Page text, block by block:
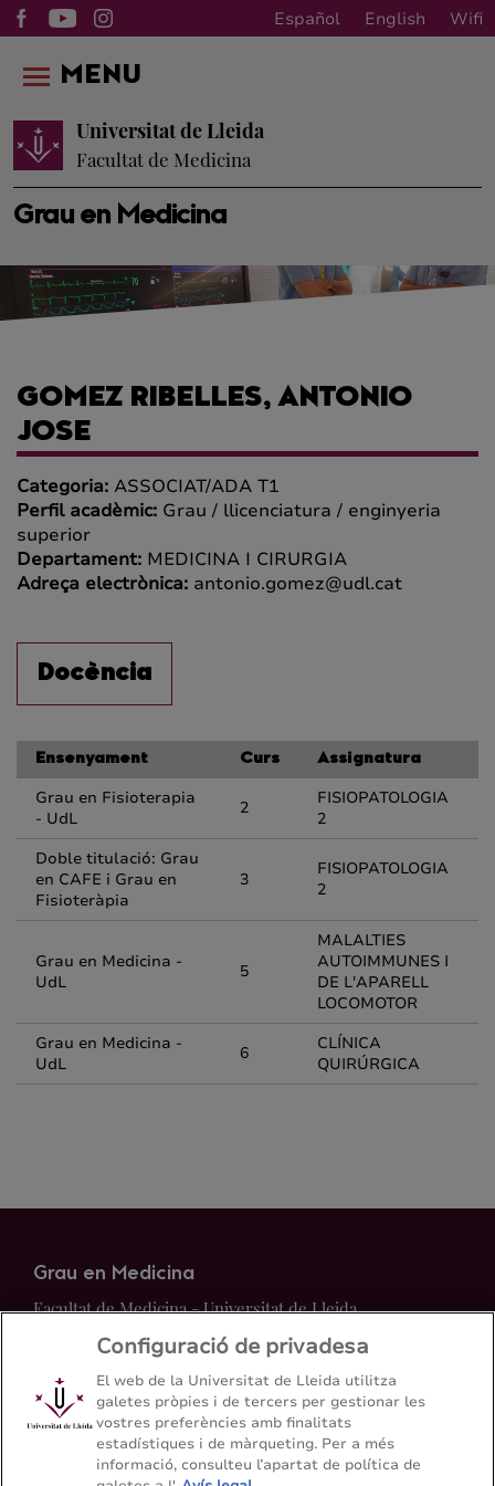
Español English Wifi
Grau en Medicina
Universitat de Lleida
Facultat de Medicina
MENU
GOMEZ RIBELLES, ANTONIO
JOSE
Categoria: ASSOCIAT/ADA T1
Perfil acadèmic: Grau / llicenciatura / enginyeria
superior
Departament: MEDICINA I CIRURGIA
Adreça electrònica: antonio.gomez@udl.cat
Docència
Ensenyament Curs Assignatura
Grau en Fisioterapia
- UdL
2
FISIOPATOLOGIA
2
Doble titulació: Grau
en CAFE i Grau en
Fisioteràpia
3
FISIOPATOLOGIA
2
Grau en Medicina -
UdL
5
MALALTIES
AUTOIMMUNES I
DE L'APARELL
LOCOMOTOR
Grau en Medicina -
UdL
6
CLÍNICA
QUIRÚRGICA
Grau en Medicina
Facultat de Medicina - Universitat de Lleida
Mapa del web Contacte
973 70 24 00
Configuració de privadesa
El web de la Universitat de Lleida utilitza
galetes pròpies i de tercers per gestionar les
vostres preferències amb finalitats
estadístiques i de màrqueting. Per a més
informació, consulteu l’apartat de política de